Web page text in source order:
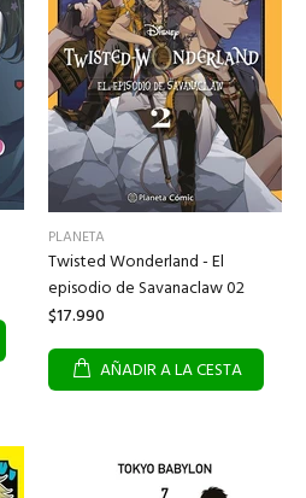
PLANETA
Twisted Wonderland - El
episodio de Savanaclaw 02
$17.990
AÑADIR A LA CESTA